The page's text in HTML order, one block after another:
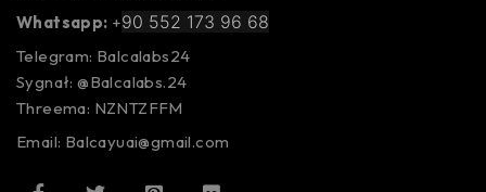
Whatsapp: +90 552 173 96 68
Telegram: Balcalabs24
Sygnał: @Balcalabs.24
Threema: NZNTZFFM
Email: Balcayuai@gmail.com